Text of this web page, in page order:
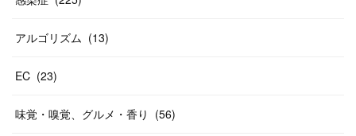
アルゴリズム (13)
EC (23)
味覚・嗅覚、グルメ・香り (56)